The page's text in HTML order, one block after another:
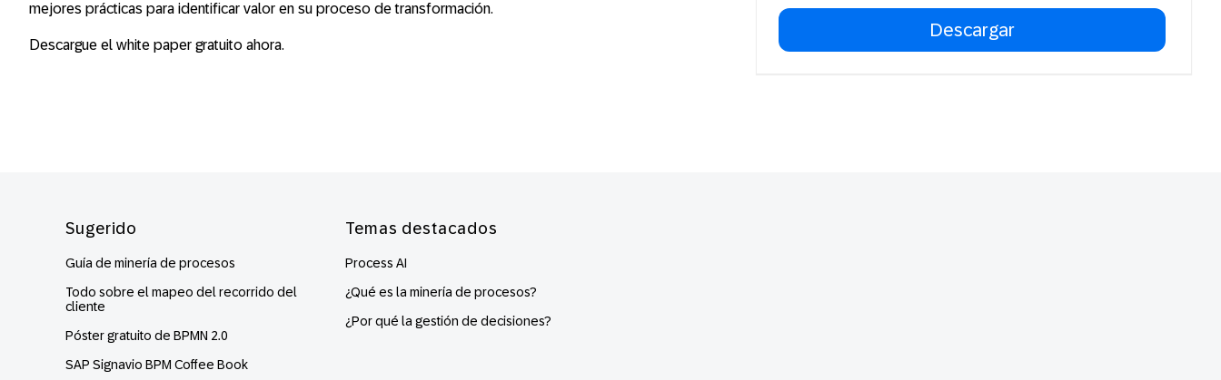
mejores prácticas para identificar valor en su proceso de transformación.
Descargue el white paper gratuito ahora.
Sugerido
Guía de minería de procesos
Todo sobre el mapeo del recorrido del
cliente
Póster gratuito de BPMN 2.0
SAP Signavio BPM Coffee Book
Temas destacados
Process AI
¿Qué es la minería de procesos?
¿Por qué la gestión de decisiones?